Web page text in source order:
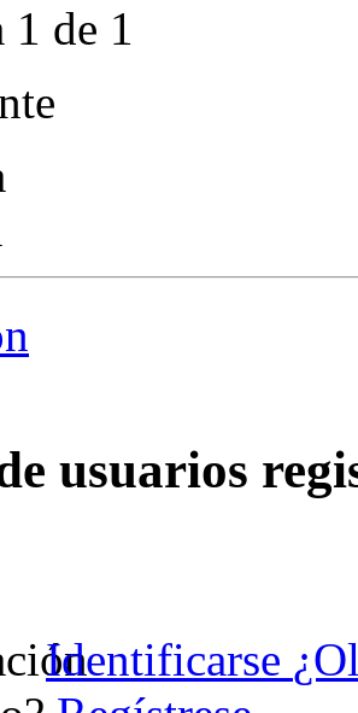
1 de 1
usuarios
Identificarse